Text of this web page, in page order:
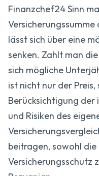
Finanzchef24 Sinn
Versicherungssumme
lässt sich über eine
senken. Zahlt man
sich mögliche
ist nicht nur der
Berücksichtigung
und Risiken des
beitragen, sowohl die
Versicherungsschutz